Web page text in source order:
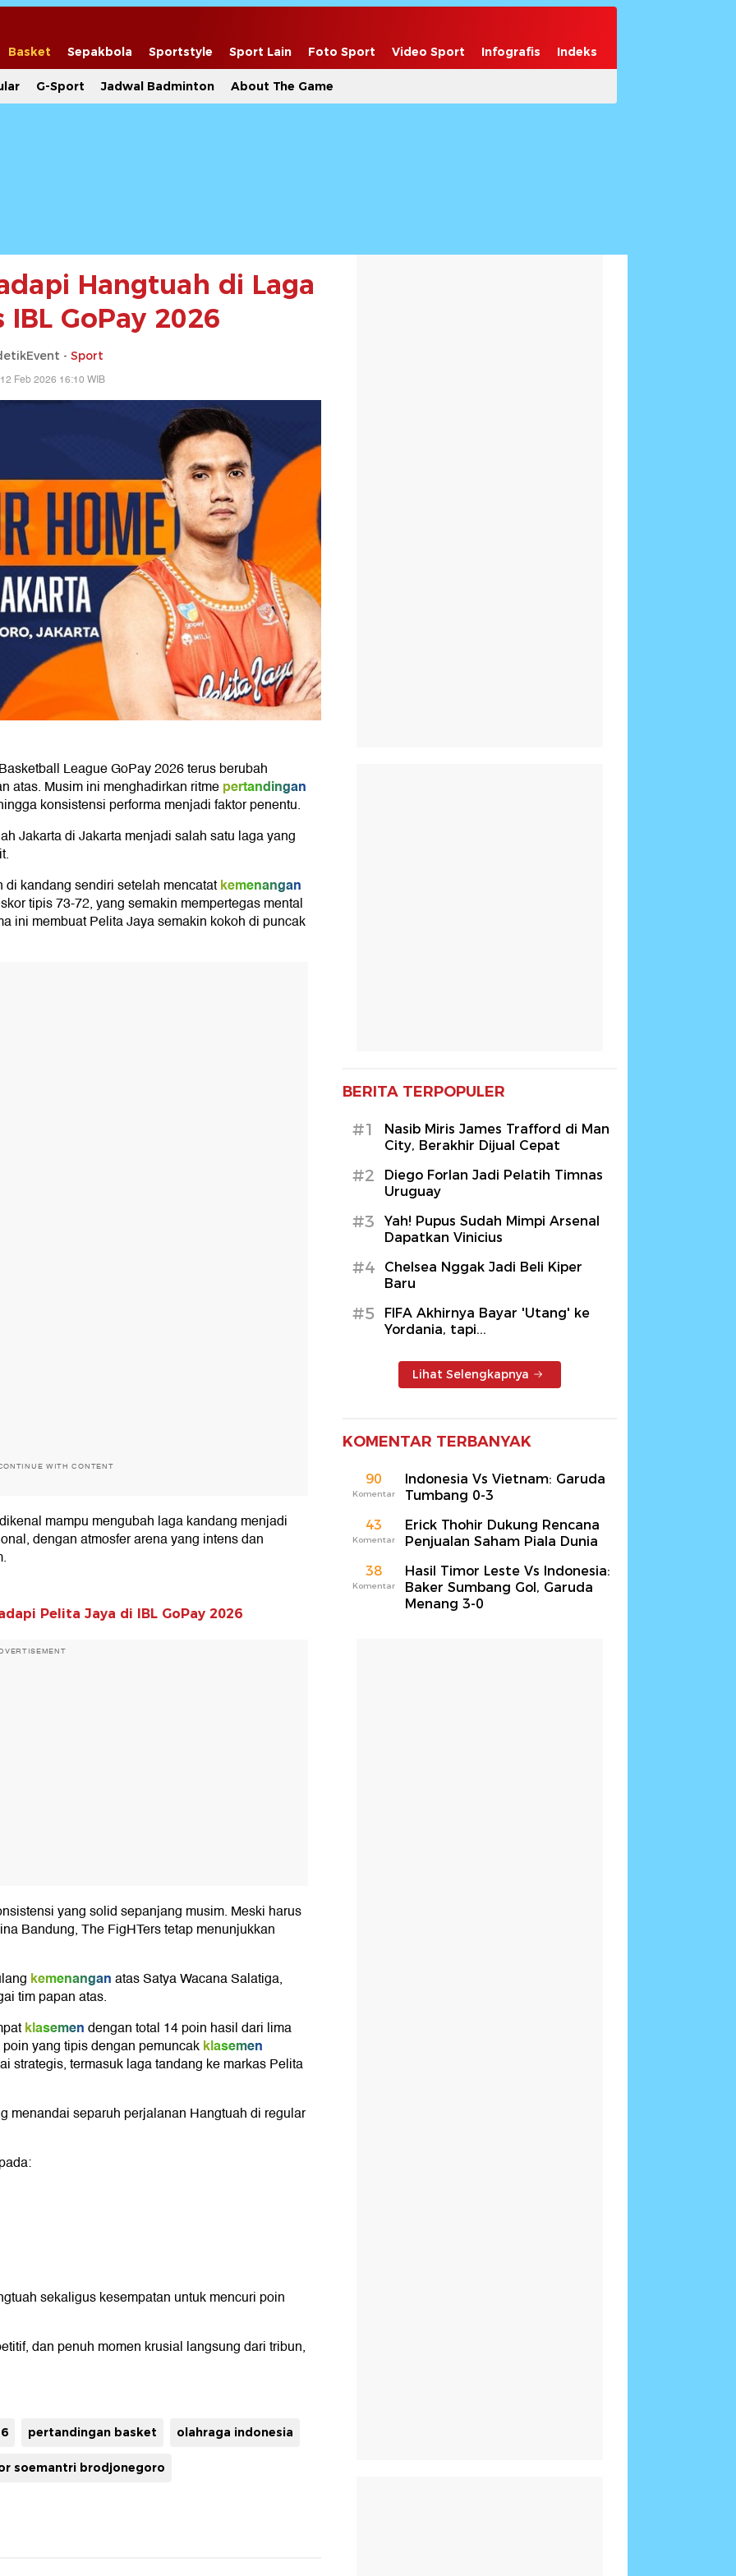
Basket Sepakbola Sportstyle Sport Lain Foto Sport Video Sport Infografis Indeks
G-Sport Jadwal Badminton About The Game
Hangtuah di Laga
IBL GoPay 2026
- Sport
Feb 2026 16:10 WIB
League GoPay 2026 terus berubah
atas. Musim ini menghadirkan ritmepertandingan
konsistensi performa menjadi faktor penentu.
Jakarta di Jakarta menjadi salah satu laga yang
kandang sendiri setelah mencatatkemenangan
tipis 73-72, yang semakin mempertegas mental
ini membuat Pelita Jaya semakin kokoh di puncak
WITH CONTENT
mampu mengubah laga kandang menjadi
dengan atmosfer arena yang intens dan
Pelita Jaya di IBL GoPay 2026
yang solid sepanjang musim. Meski harus
Bandung, The FigHTers tetap menunjukkan
kemenanganatas Satya Wacana Salatiga,
tim papan atas.
klasemendengan total 14 poin hasil dari lima
yang tipis dengan pemuncakklasemen
strategis, termasuk laga tandang ke markas Pelita
menandai separuh perjalanan Hangtuah di regular
pada:
sekaligus kesempatan untuk mencuri poin
dan penuh momen krusial langsung dari tribun,
pertandingan basket olahraga indonesia
soemantri brodjonegoro
BERITA TERPOPULER
#1
Nasib Miris James Trafford di Man
City, Berakhir Dijual Cepat
#2
Diego Forlan Jadi Pelatih Timnas
Uruguay
#3
Yah! Pupus Sudah Mimpi Arsenal
Dapatkan Vinicius
#4
Chelsea Nggak Jadi Beli Kiper
Baru
#5
FIFA Akhirnya Bayar 'Utang' ke
Yordania, tapi...
Lihat Selengkapnya
KOMENTAR TERBANYAK
90
Komentar
Indonesia Vs Vietnam: Garuda
Tumbang 0-3
43
Komentar
Erick Thohir Dukung Rencana
Penjualan Saham Piala Dunia
38
Komentar
Hasil Timor Leste Vs Indonesia:
Baker Sumbang Gol, Garuda
Menang 3-0